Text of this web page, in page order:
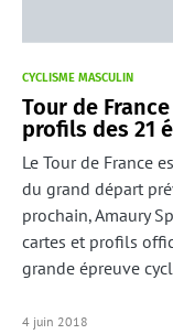
CYCLISME MASCULIN
Tour de
profils des 21
Le Tour de France
du grand départ
prochain, Amaury
cartes et profils
grande épreuve
4 juin 2018